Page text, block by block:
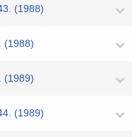
(1988)
(1988)
(1989)
(1989)